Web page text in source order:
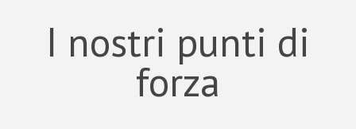
I nostri punti di
forza